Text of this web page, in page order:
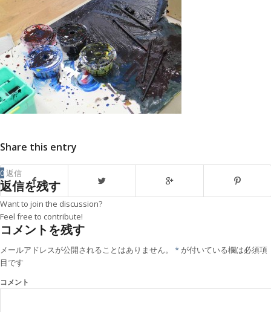
Share this entry
0返信
返信を残す
Want to join the discussion?
Feel free to contribute!
コメントを残す
メールアドレスが公開されることはありません。 * が付いている欄は必須項
目です
コメント